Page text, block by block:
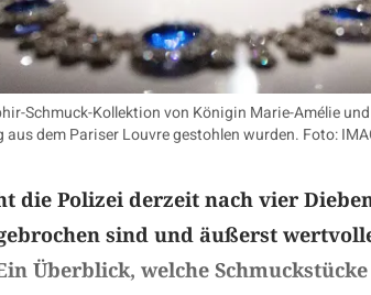
Schmuck-Kollektion von Königin Marie-Amélie
dem Pariser Louvre gestohlen wurden. Foto:
die Polizei derzeit nach vier
sind und äußerst
Überblick, welche